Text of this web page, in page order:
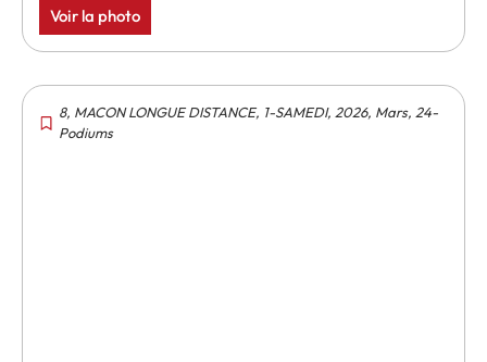
Voir la photo
8, MACON LONGUE DISTANCE, 1-SAMEDI, 2026, Mars, 24-
Podiums